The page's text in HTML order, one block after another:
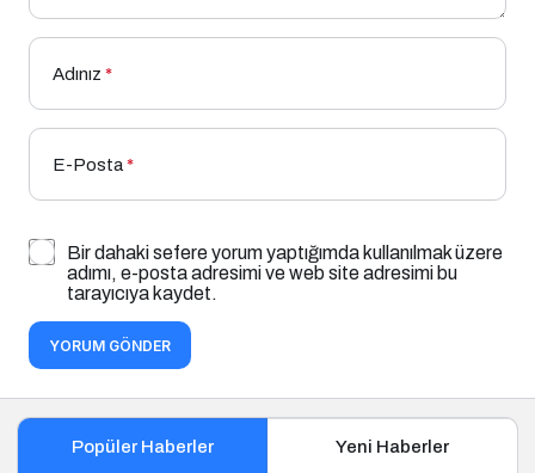
Adınız *
E-Posta*
Bir dahaki sefere yorum yaptığımda kullanılmak üzere
adımı, e-posta adresimi ve web site adresimi bu
tarayıcıya kaydet.
YORUM GÖNDER
Popüler Haberler Yeni Haberler